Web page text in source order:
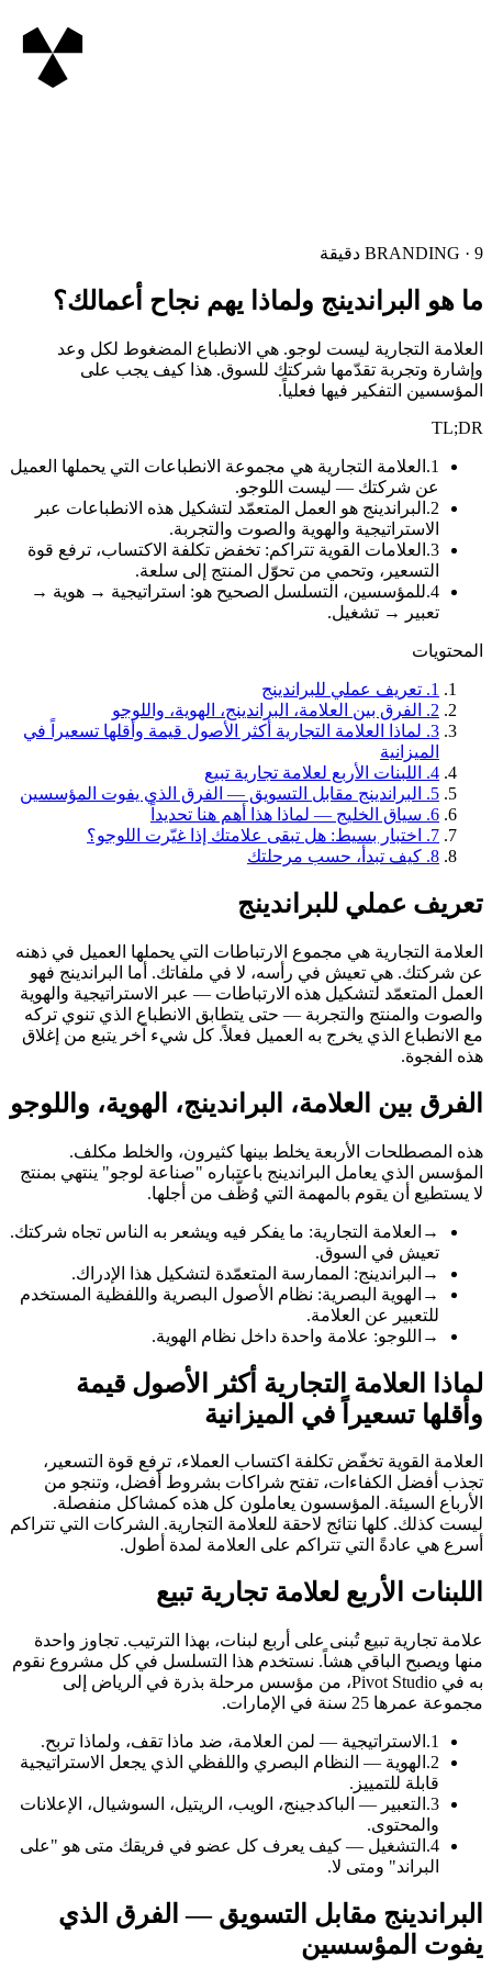
BRANDING · 9 دقيقة
ما هو البراندينج ولماذا يهم نجاح أعمالك؟
العلامة التجارية ليست لوجو. هي الانطباع المضغوط لكل وعد
وإشارة وتجربة تقدّمها شركتك للسوق. هذا كيف يجب على
المؤسسين التفكير فيها فعلياً.
TL;DR
1
. العلامة التجارية هي مجموعة الانطباعات التي يحملها العميل
عن شركتك — ليست اللوجو.
2
. البراندينج هو العمل المتعمّد لتشكيل هذه الانطباعات عبر
الاستراتيجية والهوية والصوت والتجربة.
3
. العلامات القوية تتراكم: تخفض تكلفة الاكتساب، ترفع قوة
التسعير، وتحمي من تحوّل المنتج إلى سلعة.
4
.للمؤسسين، التسلسل الصحيح هو: استراتيجية → هوية →
تعبير → تشغيل.
المحتويات
1
. تعريف عملي للبراندينج
2
. الفرق بين العلامة، البراندينج، الهوية، واللوجو
3
. لماذا العلامة التجارية أكثر الأصول قيمة وأقلها تسعيراً في
الميزانية
4
. اللبنات الأربع لعلامة تجارية تبيع
5
. البراندينج مقابل التسويق — الفرق الذي يفوت المؤسسين
6
. سياق الخليج — لماذا هذا أهم هنا تحديداً
7
. اختبار بسيط: هل تبقى علامتك إذا غيّرت اللوجو؟
8
. كيف تبدأ، حسب مرحلتك
تعريف عملي للبراندينج
العلامة التجارية هي مجموع الارتباطات التي يحملها العميل في ذهنه
عن شركتك. هي تعيش في رأسه، لا في ملفاتك. أما البراندينج فهو
العمل المتعمّد لتشكيل هذه الارتباطات — عبر الاستراتيجية والهوية
والصوت والمنتج والتجربة — حتى يتطابق الانطباع الذي تنوي تركه
مع الانطباع الذي يخرج به العميل فعلاً. كل شيء آخر يتبع من إغلاق
هذه الفجوة.
الفرق بين العلامة، البراندينج، الهوية، واللوجو
هذه المصطلحات الأربعة يخلط بينها كثيرون، والخلط مكلف.
المؤسس الذي يعامل البراندينج باعتباره "صناعة لوجو" ينتهي بمنتج
لا يستطيع أن يقوم بالمهمة التي وُظّف من أجلها.
→ العلامة التجارية: ما يفكر فيه ويشعر به الناس تجاه شركتك.
تعيش في السوق.
→ البراندينج: الممارسة المتعمّدة لتشكيل هذا الإدراك.
→ الهوية البصرية: نظام الأصول البصرية واللفظية المستخدم
للتعبير عن العلامة.
→ اللوجو: علامة واحدة داخل نظام الهوية.
لماذا العلامة التجارية أكثر الأصول قيمة
وأقلها تسعيراً في الميزانية
العلامة القوية تخفّض تكلفة اكتساب العملاء، ترفع قوة التسعير،
تجذب أفضل الكفاءات، تفتح شراكات بشروط أفضل، وتنجو من
الأرباع السيئة. المؤسسون يعاملون كل هذه كمشاكل منفصلة.
ليست كذلك. كلها نتائج لاحقة للعلامة التجارية. الشركات التي تتراكم
أسرع هي عادةً التي تتراكم على العلامة لمدة أطول.
اللبنات الأربع لعلامة تجارية تبيع
علامة تجارية تبيع تُبنى على أربع لبنات، بهذا الترتيب. تجاوز واحدة
منها ويصبح الباقي هشاً. نستخدم هذا التسلسل في كل مشروع نقوم
به في Pivot Studio، من مؤسس مرحلة بذرة في الرياض إلى
مجموعة عمرها 25 سنة في الإمارات.
1. الاستراتيجية — لمن العلامة، ضد ماذا تقف، ولماذا تربح.
2. الهوية — النظام البصري واللفظي الذي يجعل الاستراتيجية
قابلة للتمييز.
3. التعبير — الباكدجينج، الويب، الريتيل، السوشيال، الإعلانات
والمحتوى.
4. التشغيل — كيف يعرف كل عضو في فريقك متى هو "على
البراند" ومتى لا.
البراندينج مقابل التسويق — الفرق الذي
يفوت المؤسسين